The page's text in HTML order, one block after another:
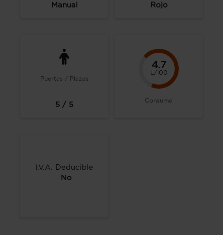
Manual Rojo
Puertas / Plazas
5 / 5
4.7
L/100
Consumo
I.V.A. Deducible
No